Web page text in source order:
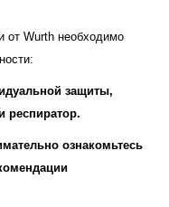
от Wurth необходимо
защиты,
респиратор.
ознакомьтесь